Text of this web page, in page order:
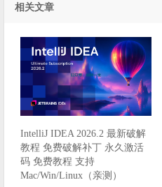
相关文章
IntelliJ IDEA 2026.2 最新破解
教程 免费破解补丁 永久激活
码 免费教程 支持
Mac/Win/Linux（亲测）